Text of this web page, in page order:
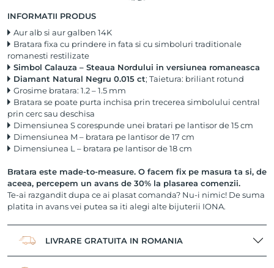
INFORMATII PRODUS
Aur alb si aur galben 14K
Bratara fixa cu prindere in fata si cu simboluri traditionale
romanesti restilizate
Simbol Calauza – Steaua Nordului in versiunea romaneasca
Diamant Natural Negru 0.015 ct; Taietura: briliant rotund
Grosime bratara: 1.2 – 1.5 mm
Bratara se poate purta inchisa prin trecerea simbolului central
prin cerc sau deschisa
Dimensiunea S corespunde unei bratari pe lantisor de 15 cm
Dimensiunea M – bratara pe lantisor de 17 cm
Dimensiunea L – bratara pe lantisor de 18 cm
Bratara este made-to-measure. O facem fix pe masura ta si, de
aceea, percepem un avans de 30% la plasarea comenzii.
Te-ai razgandit dupa ce ai plasat comanda? Nu-i nimic! De suma
platita in avans vei putea sa iti alegi alte bijuterii IONA.
LIVRARE GRATUITA IN ROMANIA